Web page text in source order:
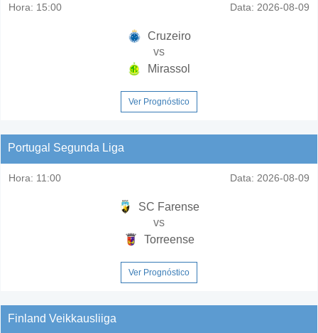
Hora: 15:00 Data: 2026-08-09
Cruzeiro
vs
Mirassol
Ver Prognóstico
Portugal Segunda Liga
Hora: 11:00 Data: 2026-08-09
SC Farense
vs
Torreense
Ver Prognóstico
Finland Veikkausliiga